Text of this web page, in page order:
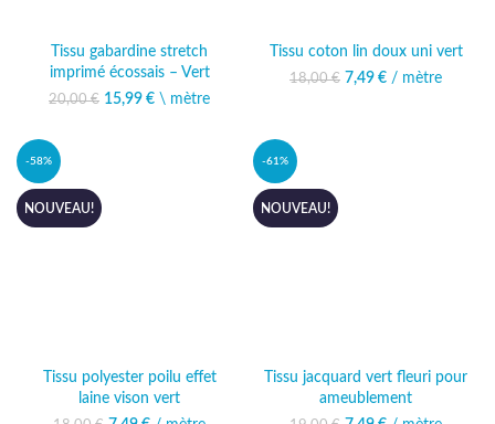
Tissu gabardine stretch
imprimé écossais – Vert
20,00€
Le prix initial était :
15,99 €
Le prix
\ mètre
Tissu coton lin doux uni vert
18,00€ Le prix initial était :
7,49 € Le prix actuel
/ mètre
-58%
NOUVEAU!
Tissu polyester poilu effet
laine vison vert
-61%
NOUVEAU!
Tissu jacquard vert fleuri pour
ameublement